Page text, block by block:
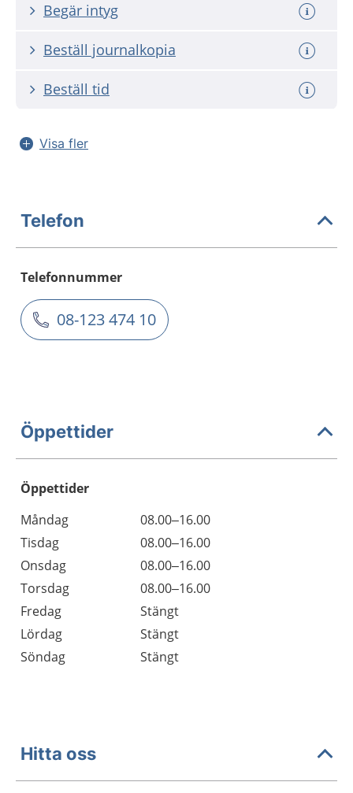
Begär intyg
Beställ journalkopia
Beställ tid
Visa fler
Telefon
Telefonnummer
08-123 474 10
Öppettider
Öppettider
Dag
Öppettider
Kommentarer
Måndag
08.00–16.00
Tisdag
08.00–16.00
Onsdag
08.00–16.00
Torsdag
08.00–16.00
Fredag
Stängt
Lördag
Stängt
Söndag
Stängt
Hitta oss